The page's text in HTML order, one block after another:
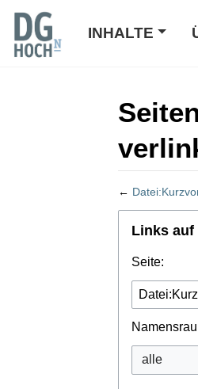
INHALTE
←
Wechseln zu:
Links auf
Seite: